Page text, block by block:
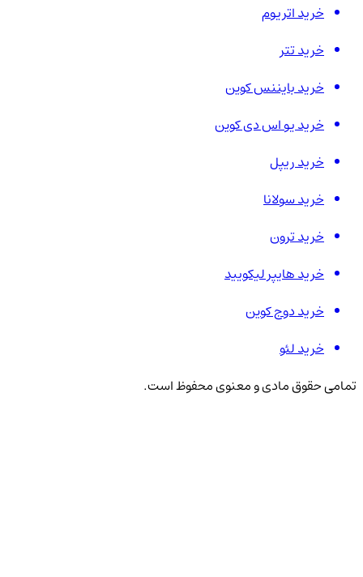
خرید اتریوم
خرید تتر
خرید بایننس کوین
خرید یو اس دی کوین
خرید ریپل
خرید سولانا
خرید ترون
خرید هایپر لیکویید
خرید دوج کوین
خرید لئو
تمامی حقوق مادی و معنوی محفوظ است.